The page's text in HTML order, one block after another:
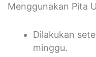
Menggunakan Pita
Dilakukan
minggu.